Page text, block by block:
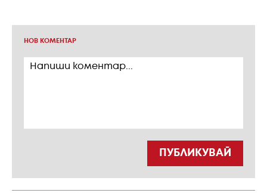
НОВ КОМЕНТАР
ПУБЛИКУВАЙ